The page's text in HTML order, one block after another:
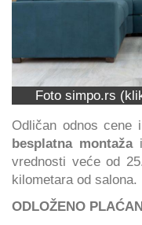
Foto simpo.rs
Odličan odnos cene
besplatna montažai
vrednosti veće od
kilometara od salona.
ODLOŽENO